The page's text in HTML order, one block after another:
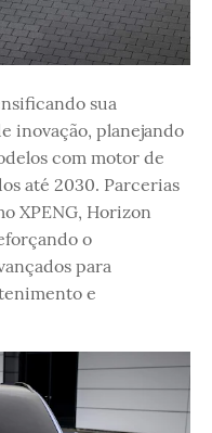
sua
inovação, planejando
com motor de
até 2030. Parcerias
XPENG, Horizon
o
para
e